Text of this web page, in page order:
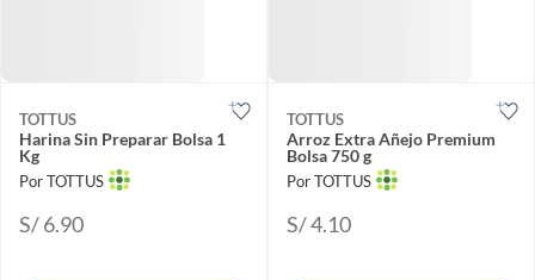
TOTTUS
Harina Sin Preparar Bolsa 1
Kg
Por TOTTUS
S/ 6.90
TOTTUS
Arroz Extra Añejo Premium
Bolsa 750 g
Por TOTTUS
S/ 4.10